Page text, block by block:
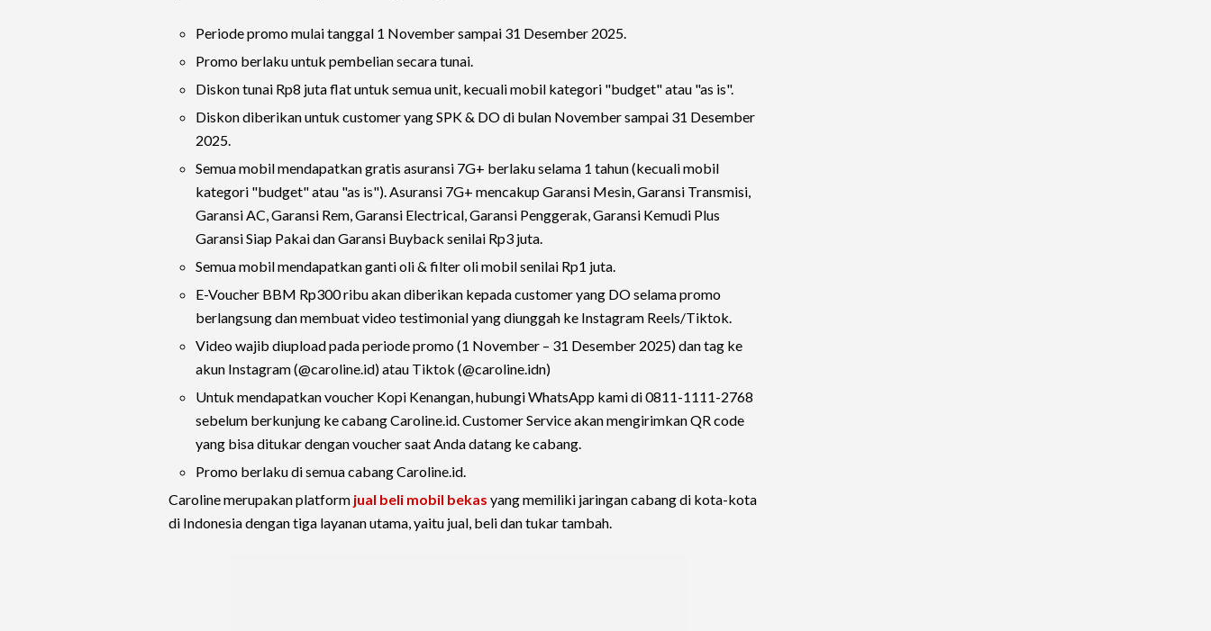
Periode promo mulai tanggal 1 November sampai 31 Desember 2025.
Promo berlaku untuk pembelian secara tunai.
Diskon tunai Rp8 juta flat untuk semua unit, kecuali mobil kategori "budget" atau "as is".
Diskon diberikan untuk customer yang SPK & DO di bulan November sampai 31 Desember
2025.
Semua mobil mendapatkan gratis asuransi 7G+ berlaku selama 1 tahun (kecuali mobil
kategori "budget" atau "as is"). Asuransi 7G+ mencakup Garansi Mesin, Garansi Transmisi,
Garansi AC, Garansi Rem, Garansi Electrical, Garansi Penggerak, Garansi Kemudi Plus
Garansi Siap Pakai dan Garansi Buyback senilai Rp3 juta.
Semua mobil mendapatkan ganti oli & filter oli mobil senilai Rp1 juta.
E-Voucher BBM Rp300 ribu akan diberikan kepada customer yang DO selama promo
berlangsung dan membuat video testimonial yang diunggah ke Instagram Reels/Tiktok.
Video wajib diupload pada periode promo (1 November – 31 Desember 2025) dan tag ke
akun Instagram (@caroline.id) atau Tiktok (@caroline.idn)
Untuk mendapatkan voucher Kopi Kenangan, hubungi WhatsApp kami di 0811-1111-2768
sebelum berkunjung ke cabang Caroline.id. Customer Service akan mengirimkan QR code
yang bisa ditukar dengan voucher saat Anda datang ke cabang.
Promo berlaku di semua cabang Caroline.id.
Caroline merupakan platform jual beli mobil bekas yang memiliki jaringan cabang di kota-kota
di Indonesia dengan tiga layanan utama, yaitu jual, beli dan tukar tambah.